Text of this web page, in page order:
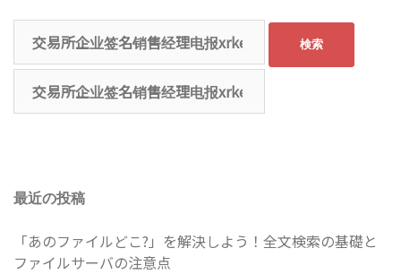
索:
索:
最近の投稿
「あのファイルどこ?」を解決しよう！全文検索の基礎と
ファイルサーバの注意点